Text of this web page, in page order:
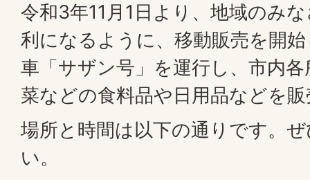
令和3年11月1日より、地域のみ
利になるように、移動販売を開
車「サザン号」を運行し、市内
菜などの食料品や日用品などを
場所と時間は以下の通りです。
い。